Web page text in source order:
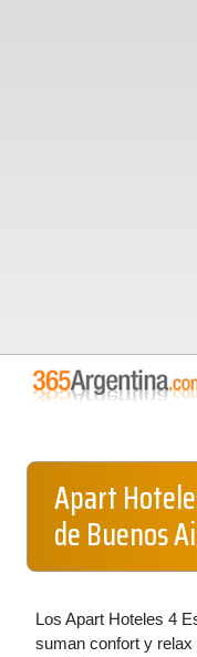
Apart
de Buenos
Los Apart Hoteles 4
suman confort y